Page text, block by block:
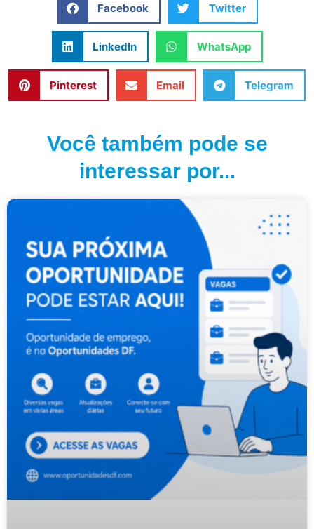
Facebook Twitter
LinkedIn WhatsApp
Pinterest Email Telegram
Você também pode se
interessar por...